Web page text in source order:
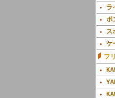
ラ
ポ
ス
ケ
フ